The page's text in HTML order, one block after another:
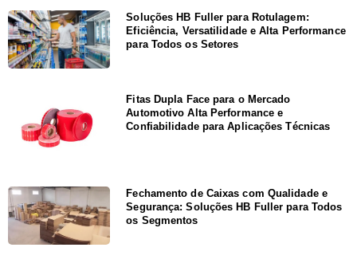
Soluções HB Fuller para Rotulagem:
Eficiência, Versatilidade e Alta Performance
para Todos os Setores
Fitas Dupla Face para o Mercado
Automotivo Alta Performance e
Confiabilidade para Aplicações Técnicas
Fechamento de Caixas com Qualidade e
Segurança: Soluções HB Fuller para Todos
os Segmentos